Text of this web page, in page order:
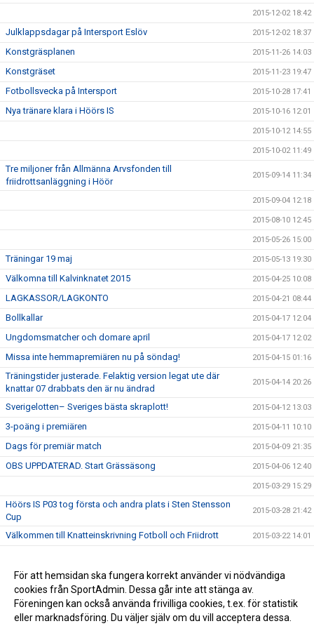
2015-12-02 18:42
Julklappsdagar på Intersport Eslöv 2015-12-02 18:37
Konstgräsplanen 2015-11-26 14:03
Konstgräset 2015-11-23 19:47
Fotbollsvecka på Intersport 2015-10-28 17:41
Nya tränare klara i Höörs IS 2015-10-16 12:01
2015-10-12 14:55
2015-10-02 11:49
Tre miljoner från Allmänna Arvsfonden till
friidrottsanläggning i Höör
2015-09-14 11:34
2015-09-04 12:18
2015-08-10 12:45
2015-05-26 15:00
Träningar 19 maj 2015-05-13 19:30
Välkomna till Kalvinknatet 2015 2015-04-25 10:08
LAGKASSOR/LAGKONTO 2015-04-21 08:44
Bollkallar 2015-04-17 12:04
Ungdomsmatcher och domare april 2015-04-17 12:02
Missa inte hemmapremiären nu på söndag! 2015-04-15 01:16
Träningstider justerade. Felaktig version legat ute där
knattar 07 drabbats den är nu ändrad
2015-04-14 20:26
Sverigelotten– Sveriges bästa skraplott! 2015-04-12 13:03
3-poäng i premiären 2015-04-11 10:10
Dags för premiär match 2015-04-09 21:35
OBS UPPDATERAD. Start Grässäsong 2015-04-06 12:40
2015-03-29 15:29
Höörs IS P03 tog första och andra plats i Sten Stensson
Cup
2015-03-28 21:42
Välkommen till Knatteinskrivning Fotboll och Friidrott 2015-03-22 14:01
DM lottningen avklarad 2015-03-21 08:31
Vinterserien 2015-02-02 11:19
För att hemsidan ska fungera korrekt använder vi nödvändiga
cookies från SportAdmin. Dessa går inte att stänga av.
Föreningen kan också använda frivilliga cookies, t.ex. för statistik
eller marknadsföring. Du väljer själv om du vill acceptera dessa.